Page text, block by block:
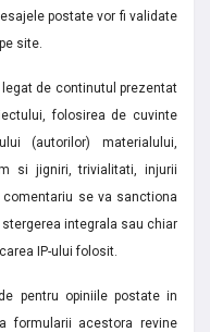
postate vor fi validate
site.
de continutul prezentat
folosirea de cuvinte
(autorilor) materialului,
si jigniri, trivialitati, injurii
se va sanctiona
integrala sau chiar
IP-ului folosit.
pentru opiniile postate in
formularii acestora revine